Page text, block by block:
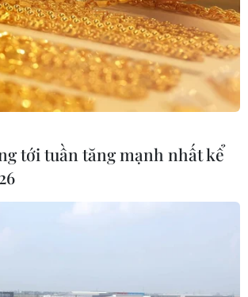
chịu của kinh tế
Doanh nghiệp Hàn
tới tuần tăng mạnh nhất kể